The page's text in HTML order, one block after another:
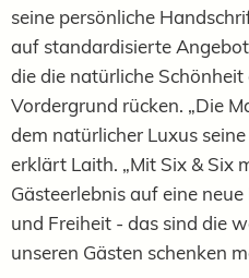
seine persönliche
auf standardisierte
die die natürliche
Vordergrund rücken. „Die
dem natürlicher Luxus
erklärt Laith. „Mit Six & Six
Gästeerlebnis auf eine
und Freiheit - das sind die
unseren Gästen schenken